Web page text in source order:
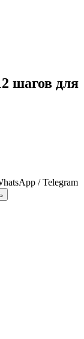
шагов для
/ Telegram